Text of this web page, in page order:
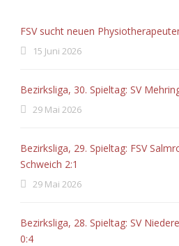
FSV sucht neuen
15 Juni 2026
Bezirksliga, 30. Spieltag: SV
29 Mai 2026
Bezirksliga, 29. Spieltag: FSV
Schweich 2:1
29 Mai 2026
Bezirksliga, 28. Spieltag: SV
0:4